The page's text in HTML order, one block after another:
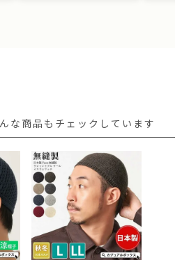
な商品もチェックしています